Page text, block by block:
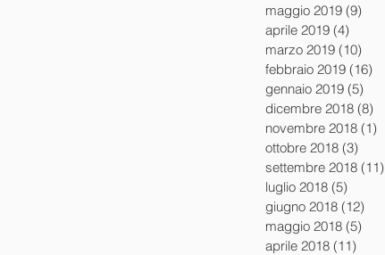
maggio 2019 (9)
aprile 2019 (4)
marzo 2019 (10)
febbraio 2019 (16)
gennaio 2019 (5)
dicembre 2018 (8)
novembre 2018 (1)
ottobre 2018 (3)
settembre 2018 (11)
luglio 2018 (5)
giugno 2018 (12)
maggio 2018 (5)
aprile 2018 (11)